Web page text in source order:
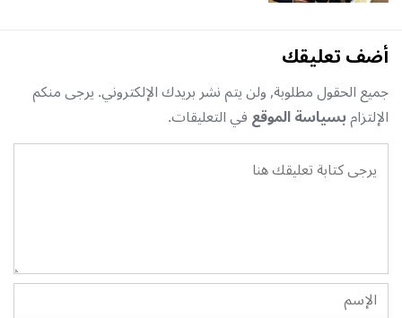
أضف تعليقك
جميع الحقول مطلوبة, ولن يتم نشر بريدك الإلكتروني. يرجى منكم
الإلتزامبسياسة الموقعفي التعليقات.